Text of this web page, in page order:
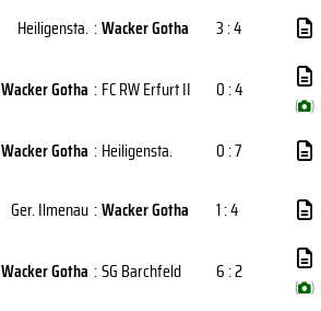
Heiligensta. :Wacker Gotha 3 : 4
Wacker Gotha : FC RW Erfurt II 0 : 4
( )
Wacker Gotha : Heiligensta.
0 : 7
Ger. Ilmenau :Wacker Gotha
1 : 4
Wacker Gotha :SG Barchfeld 6 : 2
( )